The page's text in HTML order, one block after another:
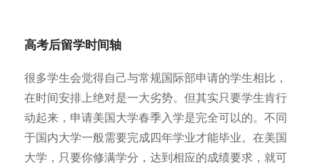
高考后留学时间轴
很多学生会觉得自己与常规国际部申请的学生相比，
在时间安排上绝对是一大劣势。但其实只要学生肯行
动起来，申请美国大学春季入学是完全可以的。不同
于国内大学一般需要完成四年学业才能毕业。在美国
大学，只要你修满学分，达到相应的成绩要求，就可